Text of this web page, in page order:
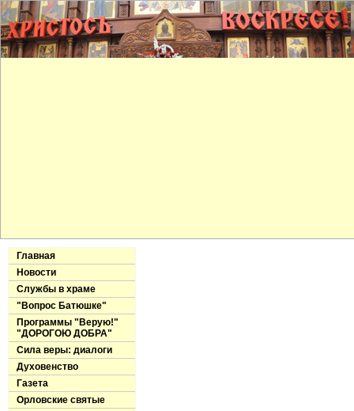
Главная
Новости
Службы в храме
"Вопрос Батюшке"
Программы "Верую!"
"ДОРОГОЮ ДОБРА"
Сила веры: диалоги
Духовенство
Газета
Орловские святые